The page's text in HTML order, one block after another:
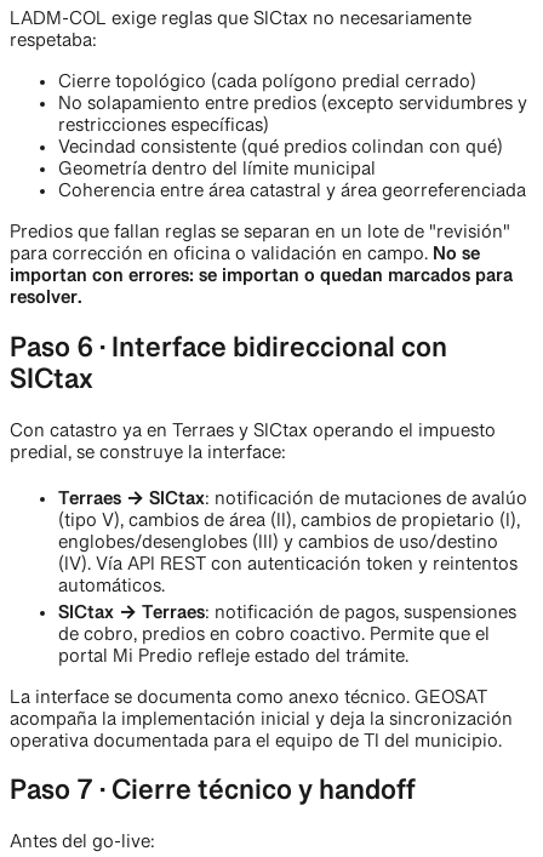
LADM-COL exige reglas que SICtax no necesariamente
respetaba:
Cierre topológico (cada polígono predial cerrado)
No solapamiento entre predios (excepto servidumbres y
restricciones específicas)
Vecindad consistente (qué predios colindan con qué)
Geometría dentro del límite municipal
Coherencia entre área catastral y área georreferenciada
Predios que fallan reglas se separan en un lote de "revisión"
para corrección en oficina o validación en campo. No se
importan con errores: se importan o quedan marcados para
resolver.
Paso 6 · Interface bidireccional con
SICtax
Con catastro ya en Terraes y SICtax operando el impuesto
predial, se construye la interface:
Terraes → SICtax: notificación de mutaciones de avalúo
(tipo V), cambios de área (II), cambios de propietario (I),
englobes/desenglobes (III) y cambios de uso/destino
(IV). Vía API REST con autenticación token y reintentos
automáticos.
SICtax → Terraes: notificación de pagos, suspensiones
de cobro, predios en cobro coactivo. Permite que el
portal Mi Predio refleje estado del trámite.
La interface se documenta como anexo técnico. GEOSAT
acompaña la implementación inicial y deja la sincronización
operativa documentada para el equipo de TI del municipio.
Paso 7 · Cierre técnico y handoff
Antes del go-live: